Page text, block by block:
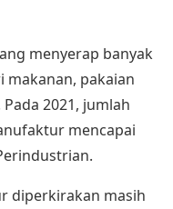
menyerap banyak
pakaian
2021, jumlah
mencapai
.
diperkirakan masih